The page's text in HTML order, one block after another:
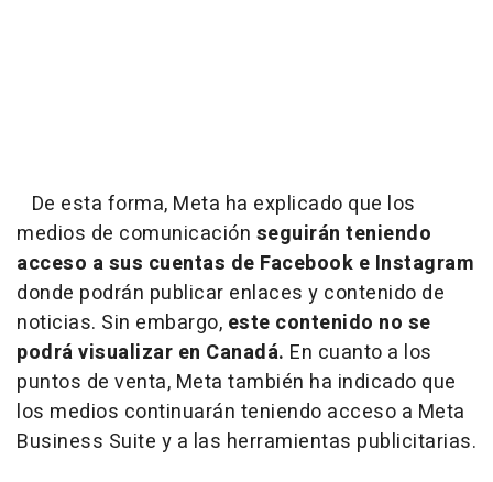
De esta forma, Meta ha explicado que los
medios de comunicación seguirán teniendo
acceso a sus cuentas de Facebook e Instagram
donde podrán publicar enlaces y contenido de
noticias. Sin embargo, este contenido no se
podrá visualizar en Canadá. En cuanto a los
puntos de venta, Meta también ha indicado que
los medios continuarán teniendo acceso a Meta
Business Suite y a las herramientas publicitarias.